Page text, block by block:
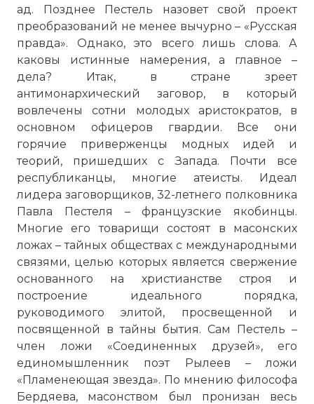
ад. Позднее Пестель назовет свой проект
преобразований не менее вычурно – «Русская
правда». Однако, это всего лишь слова. А
каковы истинные намерения, а главное –
дела? Итак, в стране зреет
антимонархический заговор, в который
вовлечены сотни молодых аристократов, в
основном офицеров гвардии. Все они
горячие приверженцы модных идей и
теорий, пришедших с Запада. Почти все
республиканцы, многие атеисты. Идеал
лидера заговорщиков, 32-летнего полковника
Павла Пестеля – французские якобинцы.
Многие его товарищи состоят в масонских
ложах – тайных обществах с международными
связями, целью которых является свержение
основанного на христианстве строя и
построение идеального порядка,
руководимого элитой, просвещенной и
посвященной в тайны бытия. Сам Пестель –
член ложи «Соединенных друзей», его
единомышленник поэт Рылеев – ложи
«Пламенеющая звезда». По мнению философа
Бердяева, масонством был пронизан весь